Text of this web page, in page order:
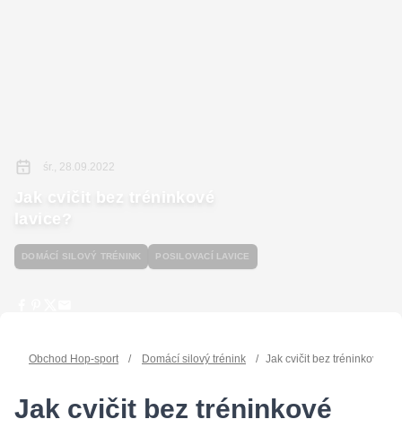
śr., 28.09.2022
Jak cvičit bez tréninkové
lavice?
DOMÁCÍ SILOVÝ TRÉNINK POSILOVACÍ LAVICE
Obchod Hop-sport / Domácí silový trénink / Jak cvičit bez tréninkové
Jak cvičit bez tréninkové